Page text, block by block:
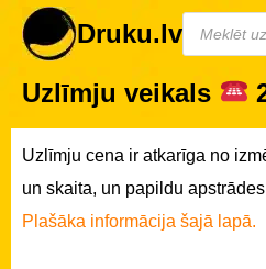
Druku.lv
Uzlīmju veikals
Uzlīmju cena ir atkarīga no
un skaita, un papildu
Plašāka informācija šajā lapā.